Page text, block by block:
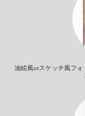
油絵風orスケッチ風フ